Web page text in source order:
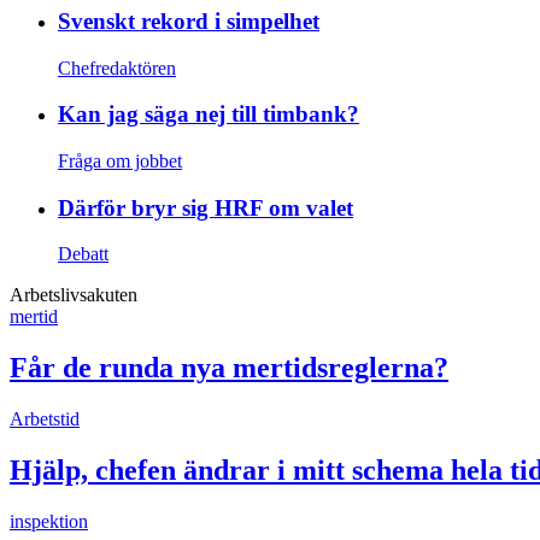
Svenskt rekord i simpelhet
Chefredaktören
Kan jag säga nej till timbank?
Fråga om jobbet
Därför bryr sig HRF om valet
Debatt
Arbetslivsakuten
mertid
Får de runda nya mertidsreglerna?
Arbetstid
Hjälp, chefen ändrar i mitt schema hela
inspektion